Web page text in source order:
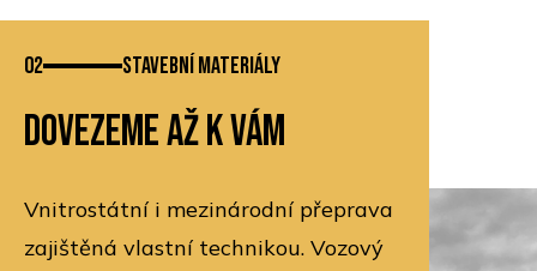
02 Stavební materiály
Dovezeme až k vám
Vnitrostátní i mezinárodní přeprava
zajištěná vlastní technikou. Vozový